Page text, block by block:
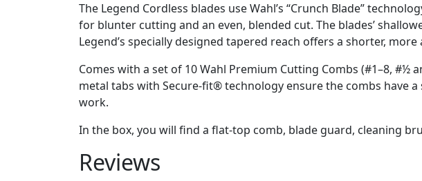
The Legend Cordless blades use Wahl’s “Crunch Blade”
for blunter cutting and an even, blended cut. The blades’
Legend’s specially designed tapered reach offers a shorter,
Comes with a set of 10 Wahl Premium Cutting Combs (#1–8,
metal tabs with Secure-fit® technology ensure the combs have
work.
In the box, you will find a flat-top comb, blade guard, cleaning
Reviews